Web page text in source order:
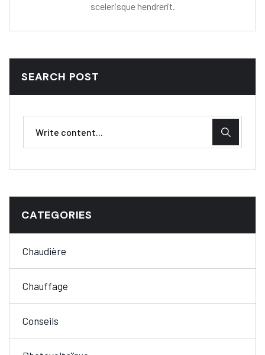
scelerisque hendrerit.
SEARCH POST
CATEGORIES
Chaudière
Chauffage
Conseils